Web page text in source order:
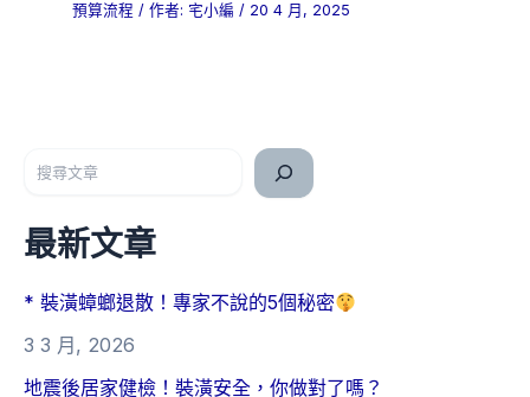
預算流程 / 作者: 宅小編/ 20 4 月, 2025
最新文章
* 裝潢蟑螂退散！專家不說的5個秘密
3 3 月, 2026
地震後居家健檢！裝潢安全，你做對了嗎？